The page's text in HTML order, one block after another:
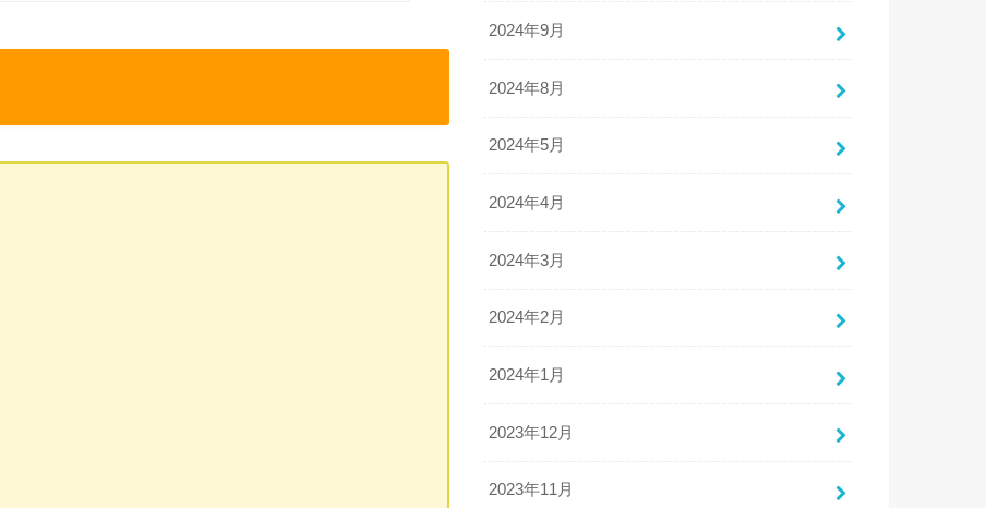
2024年9月
2024年8月
2024年5月
2024年4月
2024年3月
2024年2月
2024年1月
2023年12月
2023年11月